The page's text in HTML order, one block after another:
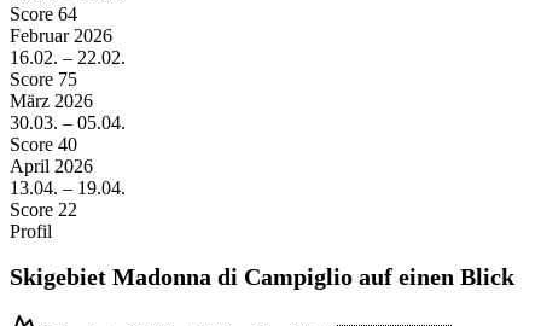
Score 64
Februar 2026
16.02. – 22.02.
Score 75
März 2026
30.03. – 05.04.
Score 40
April 2026
13.04. – 19.04.
Score 22
Profil
Skigebiet Madonna di Campiglio auf einen Blick